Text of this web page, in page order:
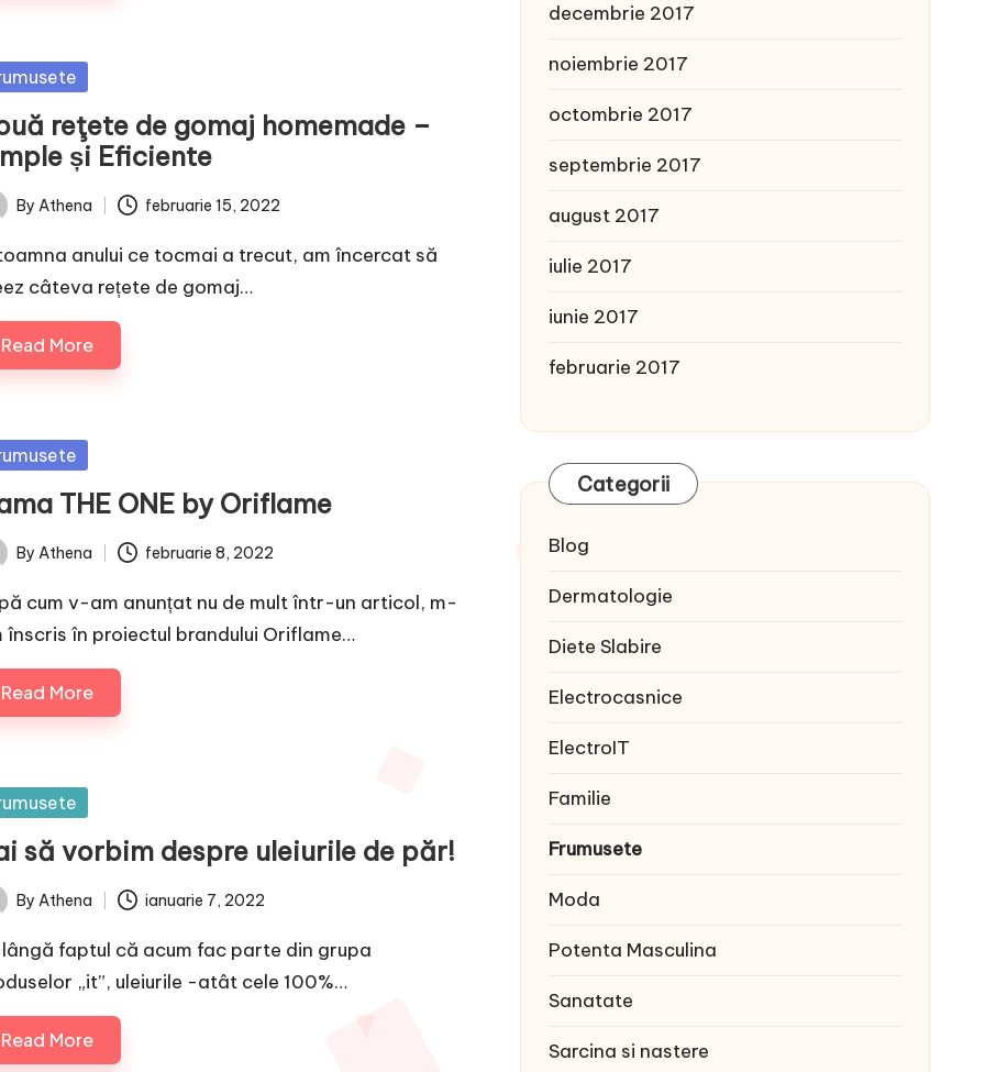
reţete de gomaj homemade –
și Eficiente
By Athena februarie 15, 2022
anului ce tocmai a trecut, am încercat să
câteva rețete de gomaj…
Read More
THE ONE by Oriflame
By Athena februarie 8, 2022
cum v-am anunțat nu de mult într-un articol, m-
înscris în proiectul brandului Oriflame…
Read More
să vorbim despre uleiurile de păr!
By Athena ianuarie 7, 2022
lângă faptul că acum fac parte din grupa
„it”, uleiurile -atât cele 100%…
Read More
decembrie 2017
noiembrie 2017
octombrie 2017
septembrie 2017
august 2017
iulie 2017
iunie 2017
februarie 2017
Categorii
Blog
Dermatologie
Diete Slabire
Electrocasnice
ElectroIT
Familie
Frumusete
Moda
Potenta Masculina
Sanatate
Sarcina si nastere